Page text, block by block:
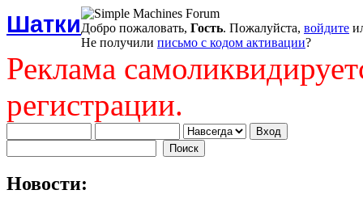
ШаткиДобро пожаловать, Гость. Пожалуйста, войдите
Не получили письмо с кодом активации?
Реклама
регистрации.
Новости: